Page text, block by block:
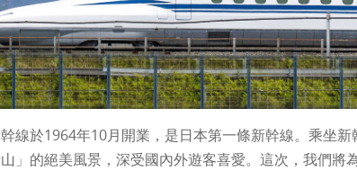
線於1964年10月開業，是日本第一條新幹線。乘坐
」的絕美風景，深受國內外遊客喜愛。這次，我們將